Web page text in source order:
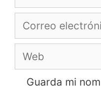
Correo
Web
Guarda mi